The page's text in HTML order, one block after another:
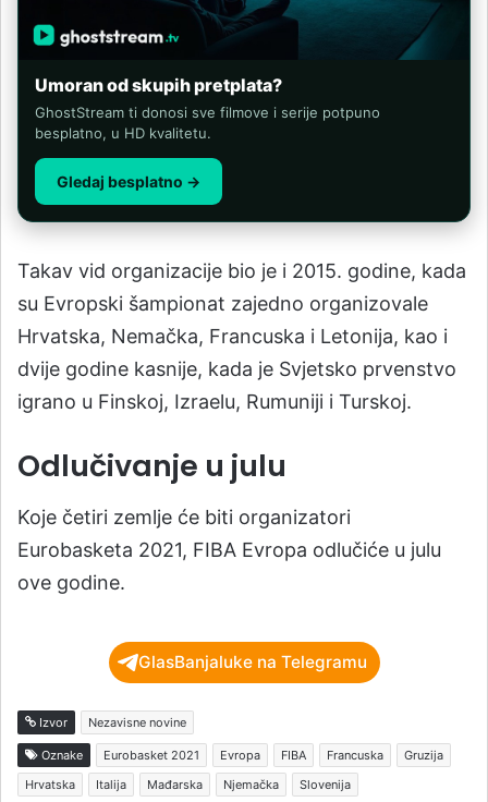
Umoran od skupih pretplata?
GhostStream ti donosi sve filmove i serije potpuno
besplatno, u HD kvalitetu.
Gledaj besplatno →
Takav vid organizacije bio je i 2015. godine, kada
su Evropski šampionat zajedno organizovale
Hrvatska, Nemačka, Francuska i Letonija, kao i
dvije godine kasnije, kada je Svjetsko prvenstvo
igrano u Finskoj, Izraelu, Rumuniji i Turskoj.
Odlučivanje u julu
Koje četiri zemlje će biti organizatori
Eurobasketa 2021, FIBA Evropa odlučiće u julu
ove godine.
GlasBanjaluke na Telegramu
Izvor Nezavisne novine
Oznake Eurobasket 2021 Evropa FIBA Francuska
Gruzija
Hrvatska
Italija Mađarska Njemačka Slovenija